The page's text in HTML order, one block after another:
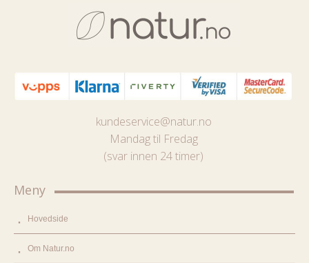
kundeservice@natur.no
Mandag til Fredag
(svar innen 24 timer)
Meny
Hovedside
Om Natur.no